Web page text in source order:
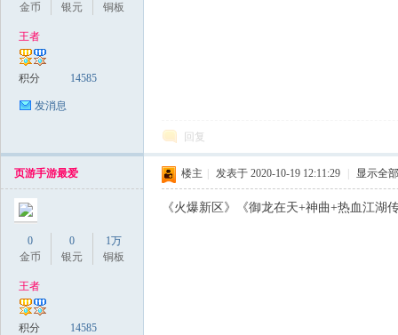
金币
银元
铜板
王者
积分 14585
发消息
回复
页游手游最爱
0
金币
0
银元
1万
铜板
王者
积分 14585
楼主 发表于 2020-10-19 12:11:29 显示全
《火爆新区》《御龙在天+神曲+热血江湖